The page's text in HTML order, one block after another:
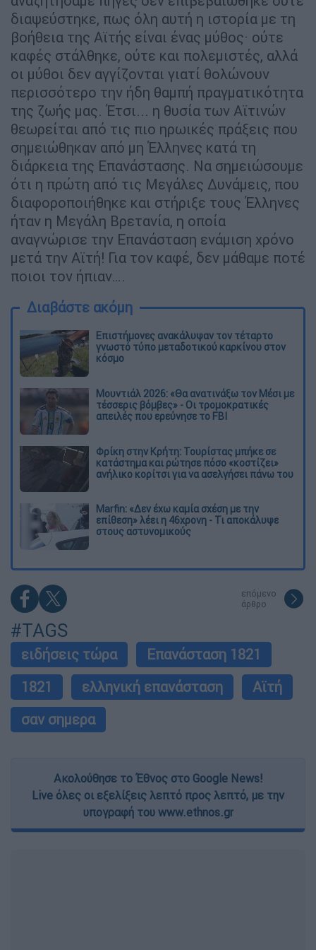
διαψεύστηκε, πως όλη αυτή η ιστορία με τη
βοήθεια της Αϊτής είναι ένας μύθος· ούτε
καφές στάλθηκε, ούτε και πολεμιστές, αλλά
οι μύθοι δεν αγγίζονται γιατί θολώνουν
περισσότερο την ήδη θαμπή πραγματικότητα
της ζωής μας. Έτσι... η θυσία των Αϊτινών
θεωρείται από τις πιο ηρωικές πράξεις που
σημειώθηκαν από μη Έλληνες κατά τη
διάρκεια της Επανάστασης. Να σημειώσουμε
ότι η πρώτη από τις Μεγάλες Δυνάμεις, που
διαφοροποιήθηκε και στήριξε τους Έλληνες
ήταν η Μεγάλη Βρετανία, η οποία
αναγνώρισε την Επανάσταση ενάμιση χρόνο
μετά την Αϊτή! Για τον καφέ, δεν μάθαμε ποτέ
ποιοι τον ήπιαν….
Διαβάστε ακόμη
Επιστήμονες ανακάλυψαν τον τέταρτο
γνωστό τύπο μεταδοτικού καρκίνου στον
κόσμο
Μουντιάλ 2026: «Θα ανατινάξω τον Μέσι με
τέσσερις βόμβες» - Οι τρομοκρατικές
απειλές που ερεύνησε το FBI
Φρίκη στην Κρήτη: Τουρίστας μπήκε σε
κατάστημα και ρώτησε πόσο «κοστίζει»
ανήλικο κορίτσι για να ασελγήσει πάνω του
Marfin: «Δεν έχω καμία σχέση με την
επίθεση» λέει η 46χρονη - Τι αποκάλυψε
στους αστυνομικούς
επόμενο
άρθρο
#TAGS
ειδήσεις τώρα
Επανάσταση 1821
1821
ελληνική επανάσταση
Αϊτή
σαν σημερα
Ακολούθησε το Έθνος στο Google News!
Live όλες οι εξελίξεις λεπτό προς λεπτό, με την
υπογραφή του www.ethnos.gr